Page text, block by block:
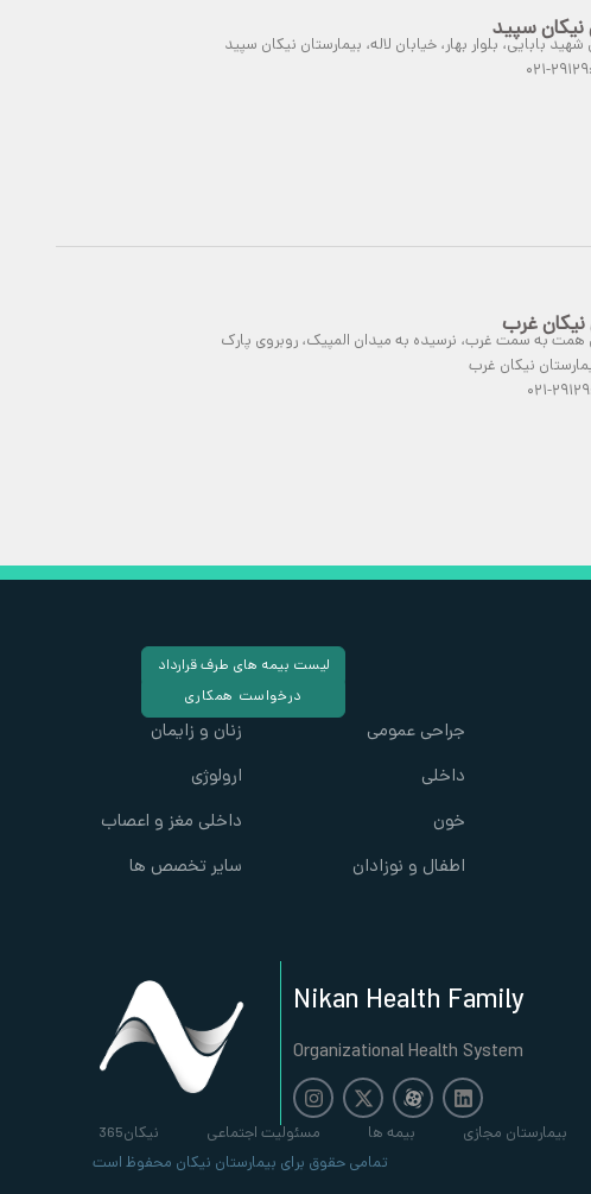
نیکان سپید
شهید بابایی، بلوار بهار، خیابان لاله، بیمارستان نیکان سپید
نیکان غرب
همت به سمت غرب، نرسیده به میدان المپیک، روبروی پارک
نیکان غرب
لیست بیمه های طرف قرارداد
درخواست همکاری
جراحی عمومی
داخلی
خون
اطفال و نوزادان
زنان و زایمان
ارولوژی
داخلی مغز و اعصاب
سایر تخصص ها
Nikan Health Family
Organizational Health System
بیمارستان مجازی بیمه ها مسئولیت اجتماعی
نیکان365
تمامی حقوق برای بیمارستان نیکان محفوظ است